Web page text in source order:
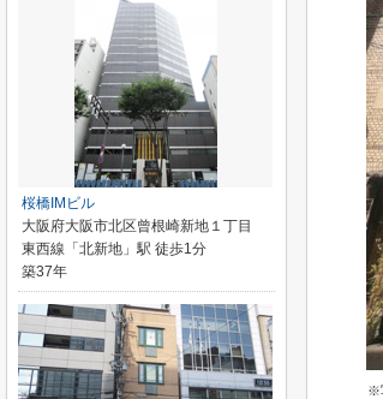
※
桜橋IMビル
大阪府大阪市北区曾根崎新地１丁目
東西線「北新地」駅 徒歩1分
築37年